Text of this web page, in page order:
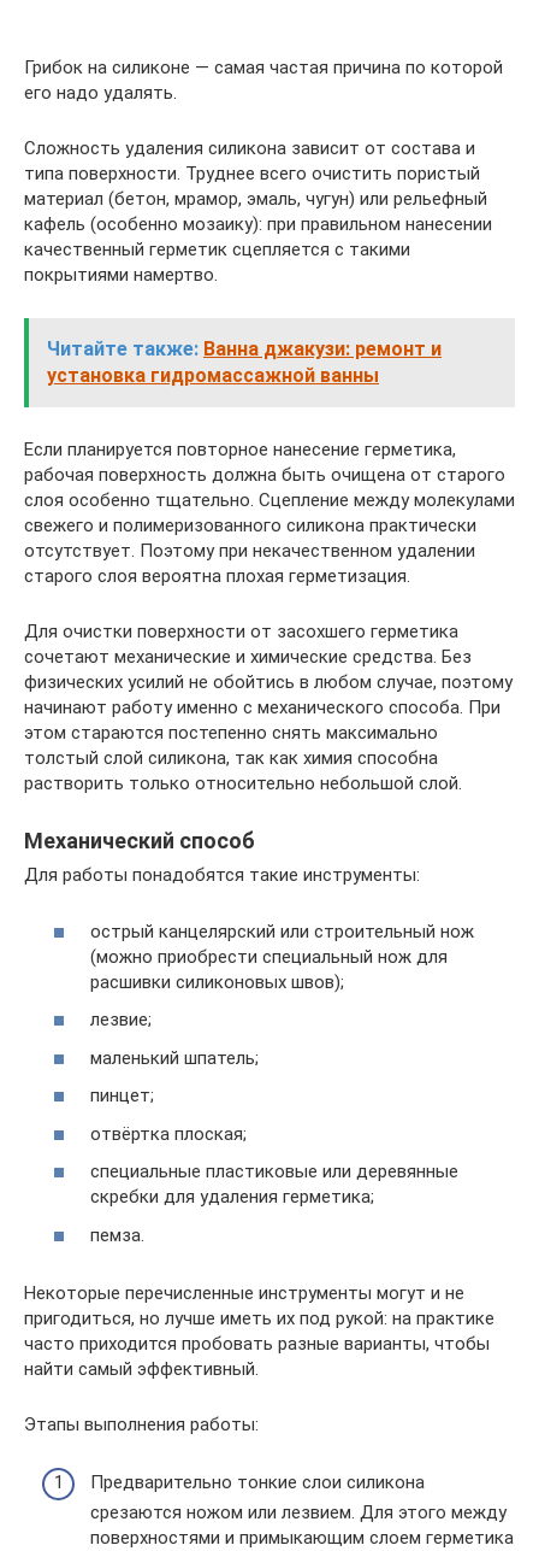
Грибок на силиконе — самая частая причина по которой
его надо удалять.
Сложность удаления силикона зависит от состава и
типа поверхности. Труднее всего очистить пористый
материал (бетон, мрамор, эмаль, чугун) или рельефный
кафель (особенно мозаику): при правильном нанесении
качественный герметик сцепляется с такими
покрытиями намертво.
Читайте также: Ванна джакузи: ремонт и
установка гидромассажной ванны
Если планируется повторное нанесение герметика,
рабочая поверхность должна быть очищена от старого
слоя особенно тщательно. Сцепление между молекулами
свежего и полимеризованного силикона практически
отсутствует. Поэтому при некачественном удалении
старого слоя вероятна плохая герметизация.
Для очистки поверхности от засохшего герметика
сочетают механические и химические средства. Без
физических усилий не обойтись в любом случае, поэтому
начинают работу именно с механического способа. При
этом стараются постепенно снять максимально
толстый слой силикона, так как химия способна
растворить только относительно небольшой слой.
Механический способ
Для работы понадобятся такие инструменты:
острый канцелярский или строительный нож
(можно приобрести специальный нож для
расшивки силиконовых швов);
лезвие;
маленький шпатель;
пинцет;
отвёртка плоская;
специальные пластиковые или деревянные
скребки для удаления герметика;
пемза.
Некоторые перечисленные инструменты могут и не
пригодиться, но лучше иметь их под рукой: на практике
часто приходится пробовать разные варианты, чтобы
найти самый эффективный.
Этапы выполнения работы:
Предварительно тонкие слои силикона
срезаются ножом или лезвием. Для этого между
поверхностями и примыкающим слоем герметика